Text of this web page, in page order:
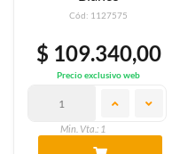
Cód: 1127575
$ 109.340,00
Precio exclusivo web
Min. Vta.: 1